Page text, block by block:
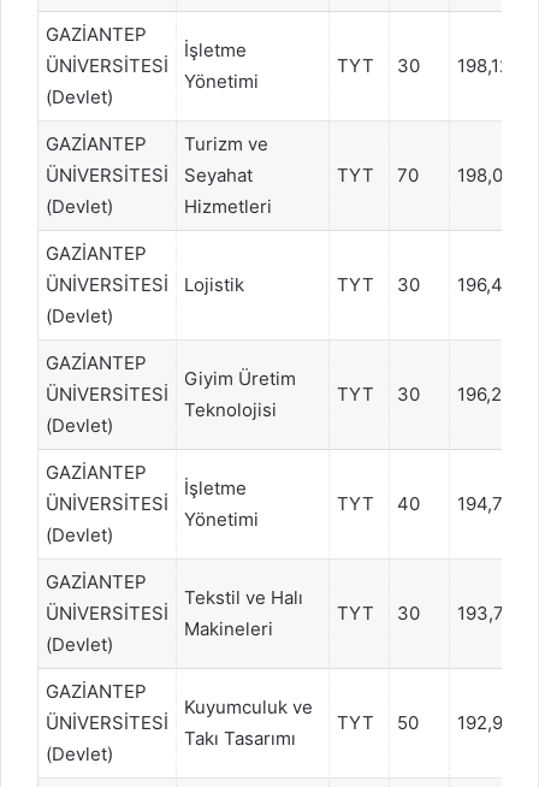
GAZİANTEP
ÜNİVERSİTESİ
(Devlet)
İşletme
Yönetimi
TYT 30 198,12156
GAZİANTEP
ÜNİVERSİTESİ
(Devlet)
Turizm ve
Seyahat
Hizmetleri
TYT 70
GAZİANTEP
ÜNİVERSİTESİ
(Devlet)
Lojistik TYT 30
GAZİANTEP
ÜNİVERSİTESİ
(Devlet)
Giyim Üretim
Teknolojisi
TYT 30
GAZİANTEP
ÜNİVERSİTESİ
(Devlet)
İşletme
Yönetimi
TYT 40
GAZİANTEP
ÜNİVERSİTESİ
(Devlet)
Tekstil ve Halı
Makineleri
TYT 30
GAZİANTEP
ÜNİVERSİTESİ
(Devlet)
Kuyumculuk ve
Takı Tasarımı
TYT 50